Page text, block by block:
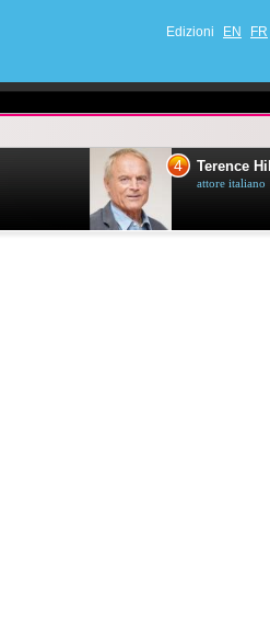
Edizioni EN FR
4 Terence Hill
attore italiano